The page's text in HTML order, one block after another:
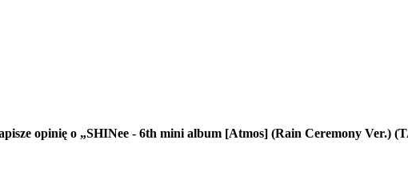
opinię o „SHINee - 6th mini album [Atmos] (Rain Ceremony Ver.)